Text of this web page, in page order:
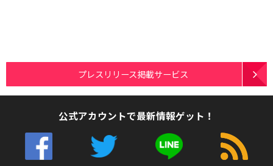
プレスリリース掲載サービス
公式アカウントで最新情報ゲット！